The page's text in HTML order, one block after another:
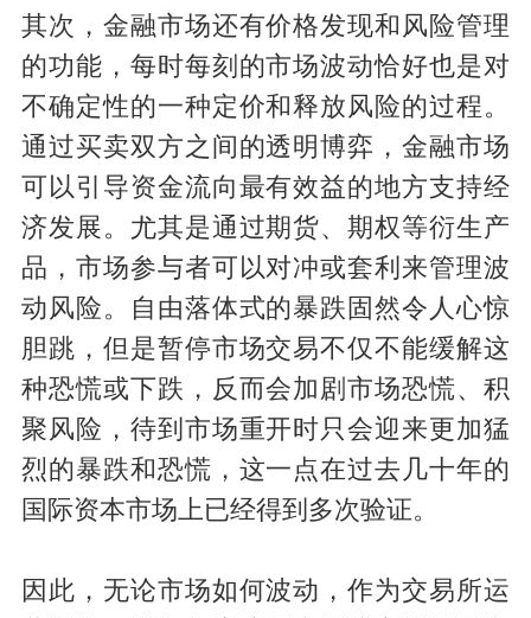
其次，金融市场还有价格发现和风险管理
的功能，每时每刻的市场波动恰好也是对
不确定性的一种定价和释放风险的过程。
通过买卖双方之间的透明博弈，金融市场
可以引导资金流向最有效益的地方支持经
济发展。尤其是通过期货、期权等衍生产
品，市场参与者可以对冲或套利来管理波
动风险。自由落体式的暴跌固然令人心惊
胆跳，但是暂停市场交易不仅不能缓解这
种恐慌或下跌，反而会加剧市场恐慌、积
聚风险，待到市场重开时只会迎来更加猛
烈的暴跌和恐慌，这一点在过去几十年的
国际资本市场上已经得到多次验证。
因此，无论市场如何波动，作为交易所运